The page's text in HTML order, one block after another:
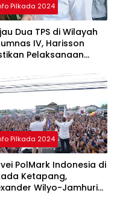
Pilkada 2024
Dua TPS di Wilayah
IV, Harisson
Pelaksanaan
Pilkada 2024
PolMark Indonesia di
Ketapang,
Wilyo-Jamhuri